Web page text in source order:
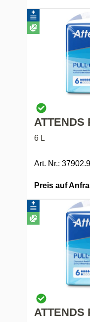
ATTENDS
6 L
Art. Nr.: 37902.9
Preis auf
ATTENDS